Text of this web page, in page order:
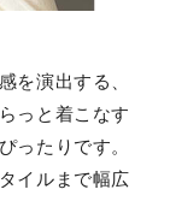
を演出する、
っと着こなす
ったりです。
イルまで幅広